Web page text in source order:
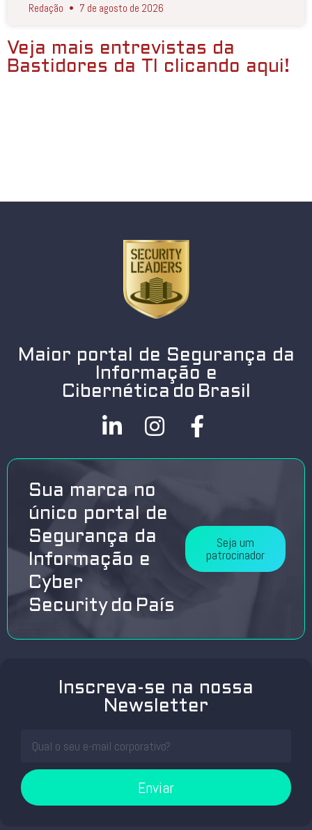
Redação 7 de agosto de 2026
Veja mais entrevistas da
Bastidores da TI clicando aqui!
Maior portal de Segurança da
Informação e
Cibernética do Brasil
Sua marca no
único portal de
Segurança da
Informação e
Cyber
Security do País
Seja um
patrocinador
Inscreva-se na nossa
Newsletter
Enviar